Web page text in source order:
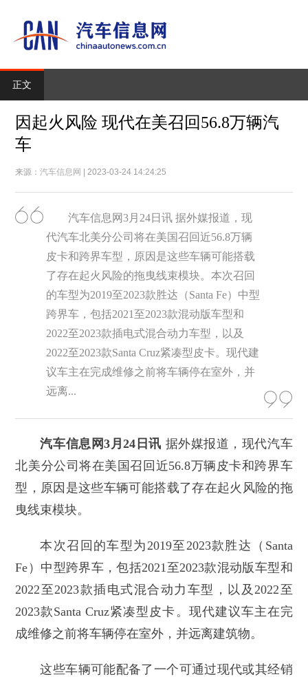
正文
因起火风险 现代在美召回56.8万辆汽
车
来源：汽车信息网 | 2023-03-24 14:24:25
汽车信息网3月24日讯 据外媒报道，现
代汽车北美分公司将在美国召回近56.8万辆
皮卡和跨界车型，原因是这些车辆可能搭载
了存在起火风险的拖曳线束模块。本次召回
的车型为2019至2023款胜达（Santa Fe）中型
跨界车，包括2021至2023款混动版车型和
2022至2023款插电式混合动力车型，以及
2022至2023款Santa Cruz紧凑型皮卡。现代建
议车主在完成维修之前将车辆停在室外，并
远离...
汽车信息网3月24日讯 据外媒报道，现代汽车
北美分公司将在美国召回近56.8万辆皮卡和跨界车
型，原因是这些车辆可能搭载了存在起火风险的拖
曳线束模块。
本次召回的车型为2019至2023款胜达（Santa
Fe）中型跨界车，包括2021至2023款混动版车型和
2022至2023款插电式混合动力车型，以及2022至
2023款Santa Cruz紧凑型皮卡。现代建议车主在完
成维修之前将车辆停在室外，并远离建筑物。
这些车辆可能配备了一个可通过现代或其经销